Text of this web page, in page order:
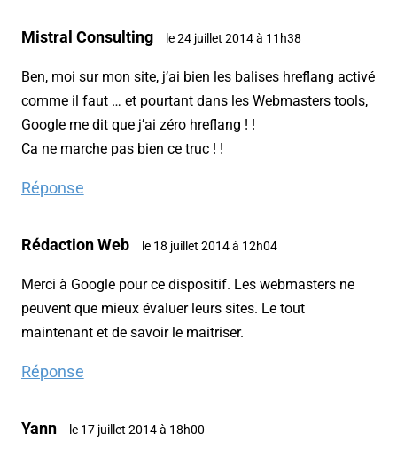
Mistral Consulting le 24 juillet 2014 à 11h38
Ben, moi sur mon site, j’ai bien les balises hreflang activé
comme il faut … et pourtant dans les Webmasters tools,
Google me dit que j’ai zéro hreflang ! !
Ca ne marche pas bien ce truc ! !
Réponse
Rédaction Web le 18 juillet 2014 à 12h04
Merci à Google pour ce dispositif. Les webmasters ne
peuvent que mieux évaluer leurs sites. Le tout
maintenant et de savoir le maitriser.
Réponse
Yann le 17 juillet 2014 à 18h00